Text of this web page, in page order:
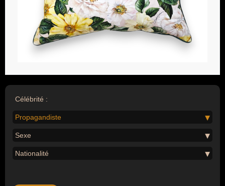
Célébrité :
Propagandiste
Sexe
Nationalité